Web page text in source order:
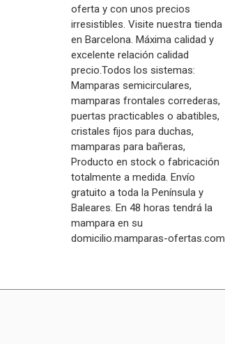
oferta y con unos precios
irresistibles. Visite nuestra tienda
en Barcelona. Máxima calidad y
excelente relación calidad
precio.Todos los sistemas:
Mamparas semicirculares,
mamparas frontales correderas,
puertas practicables o abatibles,
cristales fijos para duchas,
mamparas para bañeras,
Producto en stock o fabricación
totalmente a medida. Envío
gratuito a toda la Península y
Baleares. En 48 horas tendrá la
mampara en su
domicilio.mamparas-ofertas.com